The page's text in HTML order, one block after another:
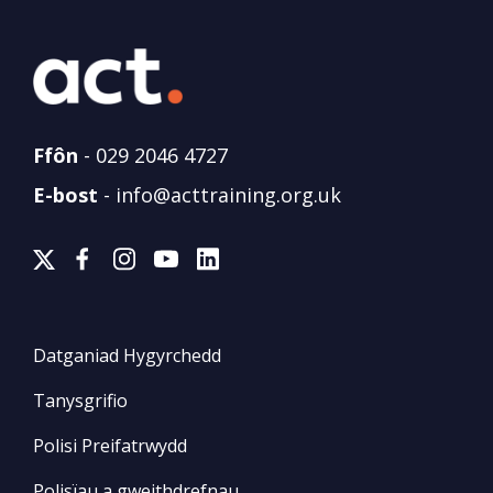
Ffôn - 029 2046 4727
E-bost - info@acttraining.org.uk
Datganiad Hygyrchedd
Tanysgrifio
Polisi Preifatrwydd